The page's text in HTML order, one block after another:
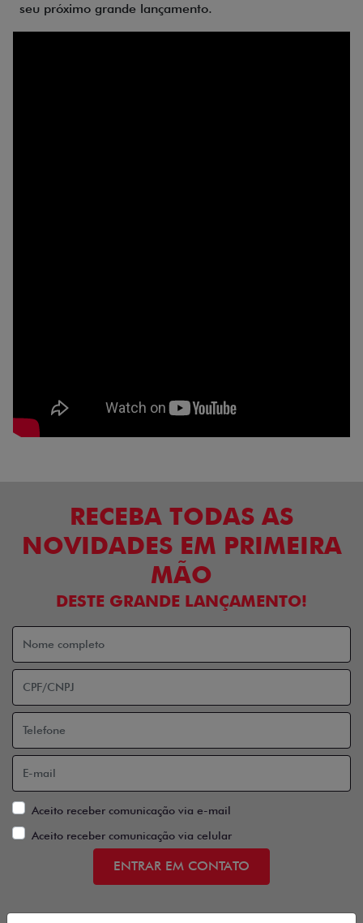
seu próximo grande lançamento.
RECEBA TODAS AS
NOVIDADES EM PRIMEIRA
MÃO
DESTE GRANDE LANÇAMENTO!
Aceito receber comunicação via e-mail
Aceito receber comunicação via celular
ENTRAR EM CONTATO